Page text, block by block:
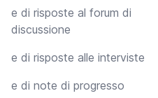
e di risposte al forum di
discussione
e di risposte alle interviste
e di note di progresso